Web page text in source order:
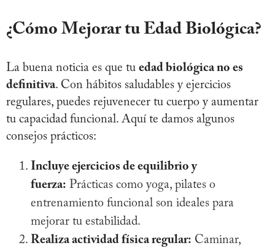
¿Cómo Mejorar tu Edad Biológica?
La buena noticia es que tu edad biológica no es
definitiva. Con hábitos saludables y ejercicios
regulares, puedes rejuvenecer tu cuerpo y aumentar
tu capacidad funcional. Aquí te damos algunos
consejos prácticos:
Incluye ejercicios de equilibrio y
fuerza: Prácticas como yoga, pilates o
entrenamiento funcional son ideales para
mejorar tu estabilidad.
Realiza actividad física regular: Caminar,